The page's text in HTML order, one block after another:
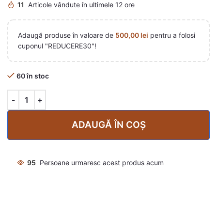
11 Articole vândute în ultimele 12 ore
Adaugă produse în valoare de 500,00 lei pentru a folosi
cuponul "REDUCERE30"!
60 în stoc
ADAUGĂ ÎN COȘ
95 Persoane urmaresc acest produs acum